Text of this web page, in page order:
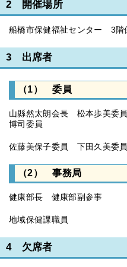
2 開催場所
船橋市保健福祉センター 3階
3 出席者
（1） 委員
山縣然太朗会長 松本歩美
博司委員
佐藤美保子委員 下田久美委
（2） 事務局
健康部長 健康部副参事
地域保健課職員
4 欠席者